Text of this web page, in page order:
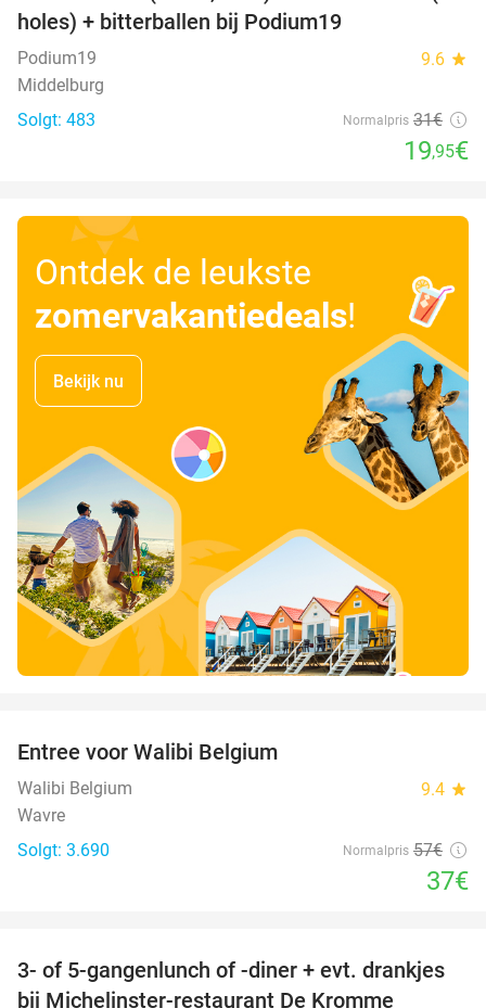
holes) + bitterballen bij Podium19
Podium19 9.6 star
Middelburg
Solgt: 483
Normalpris 31€
19,95€
Ontdek de leukste
zomervakantiedeals!
Bekijk nu
Entree voor Walibi Belgium
Walibi Belgium 9.4 star
Wavre
Solgt: 3.690
Normalpris 57€
37€
16%
3- of 5-gangenlunch of -diner + evt. drankjes
bij Michelinster-restaurant De Kromme